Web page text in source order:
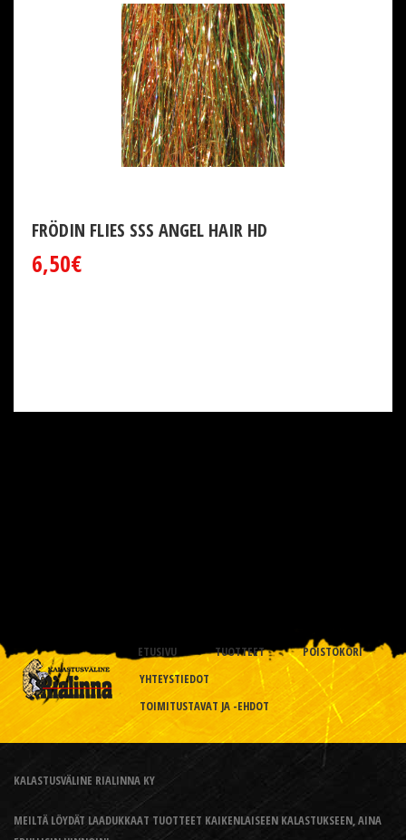
FRÖDIN FLIES SSS ANGEL HAIR HD
6,50€
ETUSIVU TUOTTEET
POISTOKORI
YHTEYSTIEDOT
TOIMITUSTAVAT JA -EHDOT
KALASTUSVÄLINE RIALINNA KY
MEILTÄ LÖYDÄT LAADUKKAAT TUOTTEET KAIKENLAISEEN KALASTUKSEEN, AINA